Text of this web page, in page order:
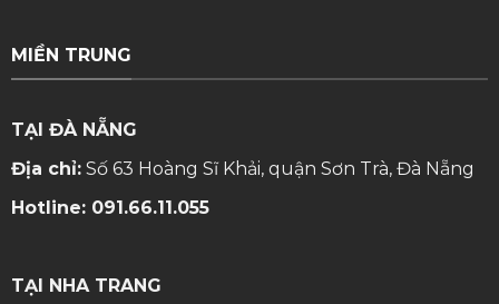
MIỀN TRUNG
TẠI ĐÀ NẴNG
Địa chỉ:Số 63 Hoàng Sĩ Khải, quận Sơn Trà, Đà Nẵng
Hotline: 091.66.11.055
TẠI NHA TRANG